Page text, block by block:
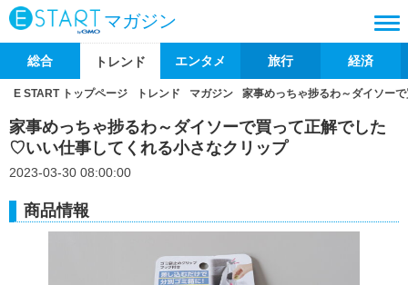
マガジン
総合 トレンド エンタメ 旅行 経済
E START トップページ トレンド マガジン 家事めっちゃ捗るわ～ダイソー
家事めっちゃ捗るわ～ダイソーで買って正解でした
♡いい仕事してくれる小さなクリップ
2023-03-30 08:00:00
商品情報